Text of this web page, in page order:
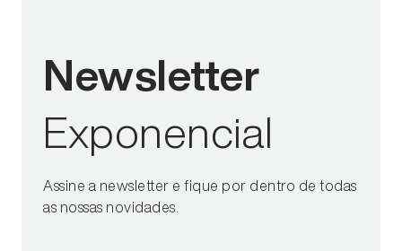
Newsletter
Exponencial
Assine a newsletter e fique por dentro de todas
as nossas novidades.